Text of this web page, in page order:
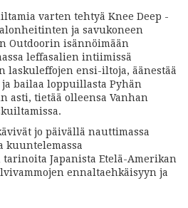
varten tehtyä Knee Deep -
ja savukoneen
Outdoorin isännöimään
leffasalien intiimissä
laskuleffojen ensi-iltoja, äänestää
bailaa loppuillasta Pyhän
tietää olleensa Vanhan
jo päivällä nauttimassa
kuuntelemassa
Japanista Etelä-Amerikan
ennaltaehkäisyyn ja